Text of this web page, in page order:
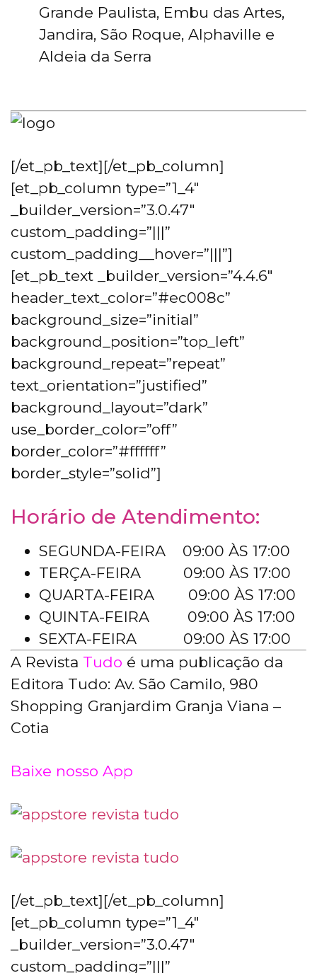
Grande Paulista, Embu das Artes,
Jandira, São Roque, Alphaville e
Aldeia da Serra
[/et_pb_text][/et_pb_column]
[et_pb_column type=”1_4″
_builder_version=”3.0.47″
custom_padding=”|||”
custom_padding__hover=”|||”]
[et_pb_text _builder_version=”4.4.6″
header_text_color=”#ec008c”
background_size=”initial”
background_position=”top_left”
background_repeat=”repeat”
text_orientation=”justified”
background_layout=”dark”
use_border_color=”off”
border_color=”#ffffff”
border_style=”solid”]
Horário de Atendimento:
SEGUNDA-FEIRA 09:00 ÀS 17:00
TERÇA-FEIRA 09:00 ÀS 17:00
QUARTA-FEIRA 09:00 ÀS 17:00
QUINTA-FEIRA 09:00 ÀS 17:00
SEXTA-FEIRA 09:00 ÀS 17:00
A Revista Tudo é uma publicação da
Editora Tudo: Av. São Camilo, 980
Shopping Granjardim Granja Viana –
Cotia
Baixe nosso App
[/et_pb_text][/et_pb_column]
[et_pb_column type=”1_4″
_builder_version=”3.0.47″
custom_padding=”|||”